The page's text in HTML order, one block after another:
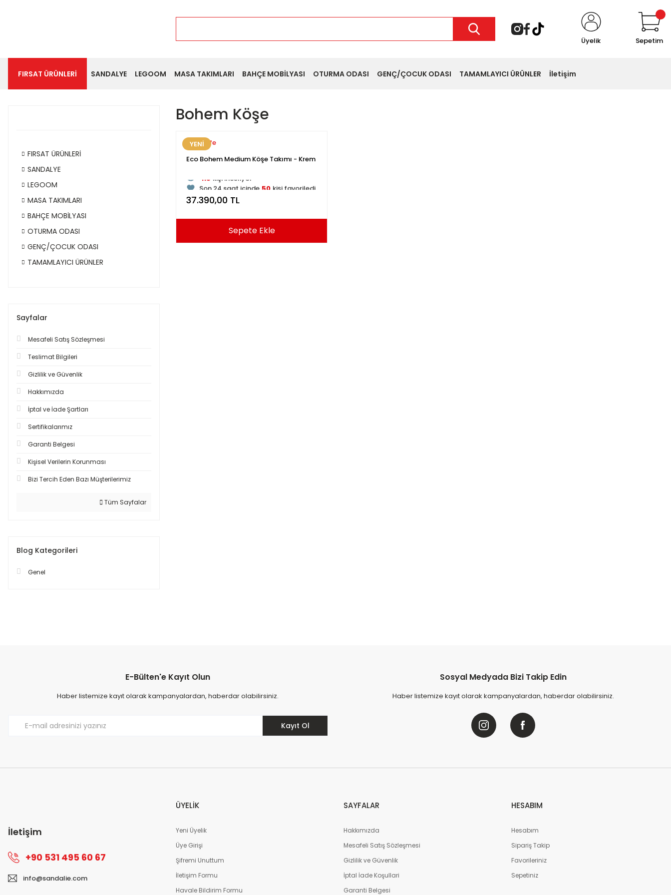
Üyelik Sepetim
FIRSAT ÜRÜNLERİ SANDALYE LEGOOM MASA TAKIMLARI BAHÇE MOBİLYASI OTURMA ODASI GENÇ/ÇOCUK ODASI TAMAMLAYICI ÜRÜNLER İletişim
FIRSAT ÜRÜNLERİ
SANDALYE
LEGOOM
MASA TAKIMLARI
BAHÇE MOBİLYASI
OTURMA ODASI
GENÇ/ÇOCUK ODASI
TAMAMLAYICI ÜRÜNLER
Sayfalar
Mesafeli Satış Sözleşmesi
Teslimat Bilgileri
Gizlilik ve Güvenlik
Hakkımızda
İptal ve İade Şartları
Sertifikalarımız
Garanti Belgesi
Kişisel Verilerin Korunması
Bizi Tercih Eden Bazı Müşterilerimiz
Tüm Sayfalar
Blog Kategorileri
Genel
Bohem Köşe
YENİ
Modalife
Eco Bohem Medium Köşe Takımı - Krem
Son 24 saat içinde 50 kişi favoriledi
Son 1 hafta içinde
115 kişi inceledi
37.390,00 TL
Sepete Ekle
E-Bülten'e Kayıt Olun
Haber listemize kayıt olarak kampanyalardan, haberdar olabilirsiniz.
Kayıt Ol
Sosyal Medyada Bizi Takip Edin
Haber listemize kayıt olarak kampanyalardan, haberdar olabilirsiniz.
İletişim
+90 531 495 60 67
info@sandalie.com
ÜYELİK
Yeni Üyelik
Üye Girişi
Şifremi Unuttum
İletişim Formu
Havale Bildirim Formu
SAYFALAR
Hakkımızda
Mesafeli Satış Sözleşmesi
Gizlilik ve Güvenlik
İptal İade Koşullari
Garanti Belgesi
HESABIM
Hesabım
Sipariş Takip
Favorileriniz
Sepetiniz